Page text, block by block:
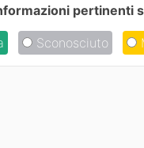
pertinenti
Sconosciuto